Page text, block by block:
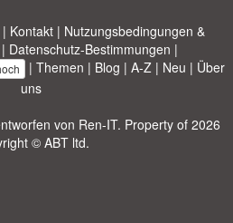
| Kontakt | Nutzungsbedingungen &
| Datenschutz-Bestimmungen |
| Themen | Blog | A-Z | Neu | Über
uns
von Ren-IT. Property of 2026
© ABT ltd.